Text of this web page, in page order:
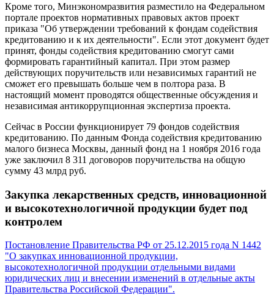
Кроме того, Минэкономразвития разместило на Федеральном
портале проектов нормативных правовых актов проект
приказа "Об утверждении требований к фондам содействия
кредитованию и к их деятельности". Если этот документ будет
принят, фонды содействия кредитованию смогут сами
формировать гарантийный капитал. При этом размер
действующих поручительств или независимых гарантий не
сможет его превышать больше чем в полтора раза. В
настоящий момент проводятся общественные обсуждения и
независимая антикоррупционная экспертиза проекта.
Сейчас в России функционирует 79 фондов содействия
кредитованию. По данным Фонда содействия кредитованию
малого бизнеса Москвы, данный фонд на 1 ноября 2016 года
уже заключил 8 311 договоров поручительства на общую
сумму 43 млрд руб.
Закупка лекарственных средств, инновационной
и высокотехнологичной продукции будет под
контролем
Постановление Правительства РФ от 25.12.2015 года N 1442
"О закупках инновационной продукции,
высокотехнологичной продукции отдельными видами
юридических лиц и внесении изменений в отдельные акты
Правительства Российской Федерации".